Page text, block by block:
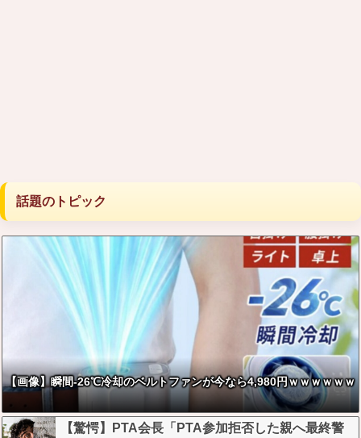
話題のトピック
【画像】瞬間-26℃冷却のベルトファンが今なら4,980円ｗｗｗｗｗｗ
【驚愕】PTA会長「PTA参加拒否した親へ最終警